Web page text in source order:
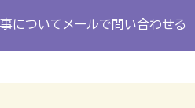
についてメールで問い合わせる